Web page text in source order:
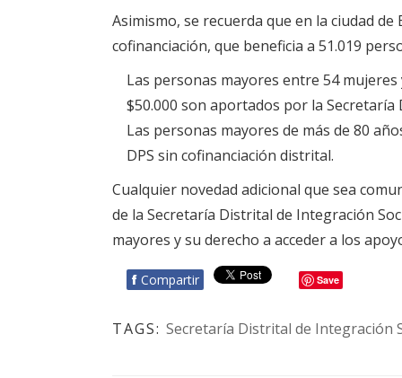
Asimismo, se recuerda que en la ciudad
cofinanciación, que beneficia a 51.019
Las personas mayores entre 54
$50.000 son aportados por la Secretaría
Las personas mayores de más de 80
DPS sin cofinanciación distrital.
Cualquier novedad adicional que sea
de la Secretaría Distrital de Integración
mayores y su derecho a acceder a los
f Compartir Save
TAGS: Secretaría Distrital de Integración